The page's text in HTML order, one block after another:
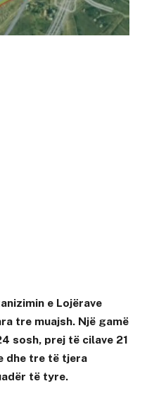
e Lojërave
tre muajsh. Një gamë
sosh, prej të cilave 21
dhe tre të tjera
të tyre.